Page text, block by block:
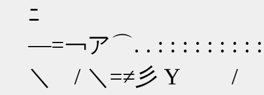
ﾆ
―=￢ア⌒. . : : :
＼ / ＼=≠彡 Y / i |: